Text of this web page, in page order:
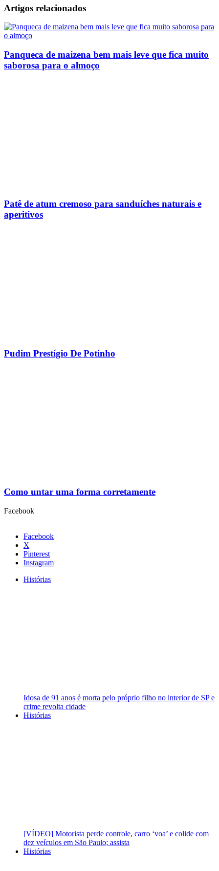
Artigos relacionados
Panqueca de maizena bem mais leve que fica muito
saborosa para o almoço
Patê de atum cremoso para sanduíches naturais e
aperitivos
Pudim Prestígio De Potinho
Como untar uma forma corretamente
Facebook
Facebook
X
Pinterest
Instagram
Histórias
Idosa de 91 anos é morta pelo próprio filho no interior de SP e
crime revolta cidade
Histórias
[VÍDEO] Motorista perde controle, carro ‘voa’ e colide com
dez veículos em São Paulo; assista
Histórias